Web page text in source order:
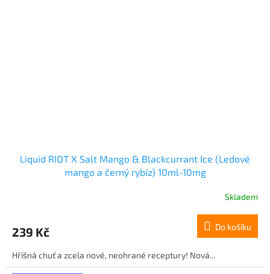
Liquid RIOT X Salt Mango & Blackcurrant Ice (Ledové
mango a černý rybíz) 10ml-10mg
Skladem
239 Kč Do košíku
Hříšná chuť a zcela nové, neohrané receptury! Nová...